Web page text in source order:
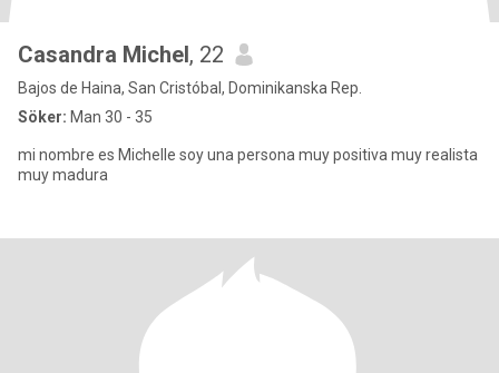
Casandra Michel, 22
Bajos de Haina, San Cristóbal, Dominikanska Rep.
Söker: Man 30 - 35
mi nombre es Michelle soy una persona muy positiva muy realista
muy madura